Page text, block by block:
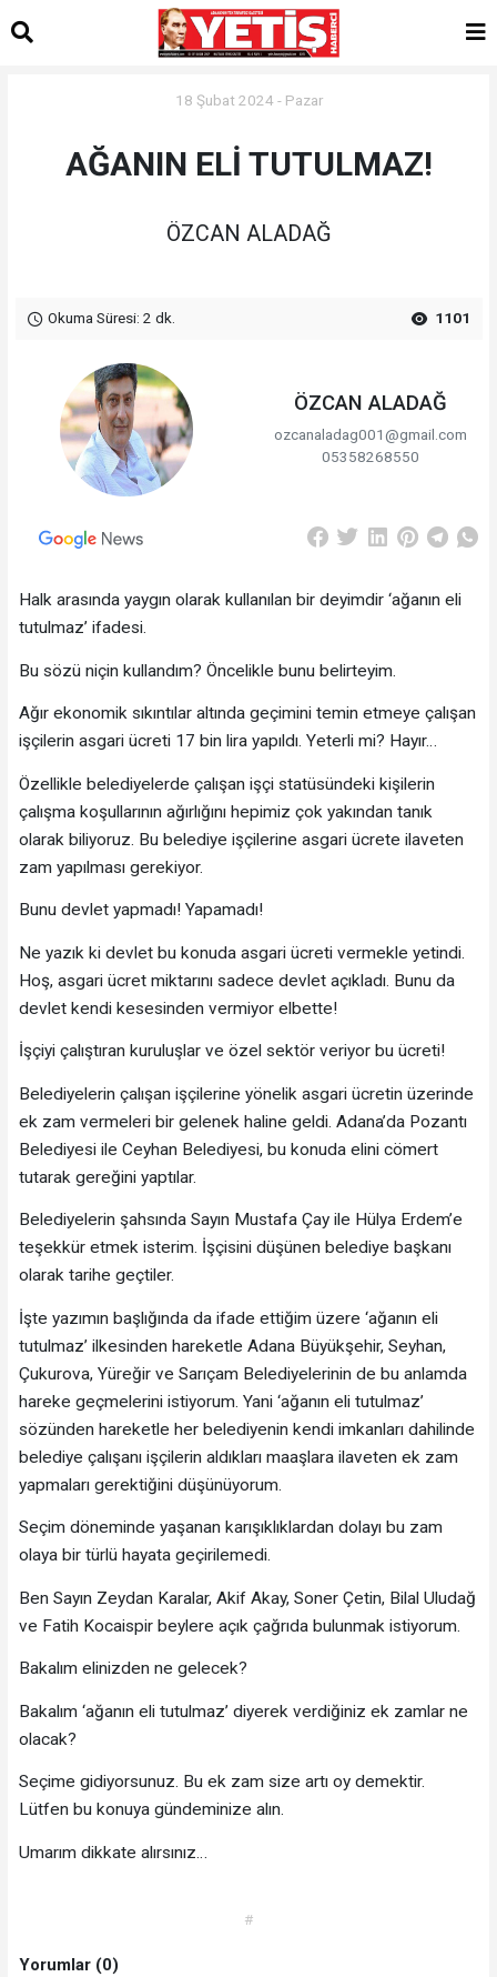
18 Şubat 2024 - Pazar
AĞANIN ELİ TUTULMAZ!
ÖZCAN ALADAĞ
Okuma Süresi: 2 dk. 1101
ÖZCAN ALADAĞ
ozcanaladag001@gmail.com
05358268550
Halk arasında yaygın olarak kullanılan bir deyimdir ‘ağanın eli
tutulmaz’ ifadesi.
Bu sözü niçin kullandım? Öncelikle bunu belirteyim.
Ağır ekonomik sıkıntılar altında geçimini temin etmeye çalışan
işçilerin asgari ücreti 17 bin lira yapıldı. Yeterli mi? Hayır…
Özellikle belediyelerde çalışan işçi statüsündeki kişilerin
çalışma koşullarının ağırlığını hepimiz çok yakından tanık
olarak biliyoruz. Bu belediye işçilerine asgari ücrete ilaveten
zam yapılması gerekiyor.
Bunu devlet yapmadı! Yapamadı!
Ne yazık ki devlet bu konuda asgari ücreti vermekle yetindi.
Hoş, asgari ücret miktarını sadece devlet açıkladı. Bunu da
devlet kendi kesesinden vermiyor elbette!
İşçiyi çalıştıran kuruluşlar ve özel sektör veriyor bu ücreti!
Belediyelerin çalışan işçilerine yönelik asgari ücretin üzerinde
ek zam vermeleri bir gelenek haline geldi. Adana’da Pozantı
Belediyesi ile Ceyhan Belediyesi, bu konuda elini cömert
tutarak gereğini yaptılar.
Belediyelerin şahsında Sayın Mustafa Çay ile Hülya Erdem’e
teşekkür etmek isterim. İşçisini düşünen belediye başkanı
olarak tarihe geçtiler.
İşte yazımın başlığında da ifade ettiğim üzere ‘ağanın eli
tutulmaz’ ilkesinden hareketle Adana Büyükşehir, Seyhan,
Çukurova, Yüreğir ve Sarıçam Belediyelerinin de bu anlamda
hareke geçmelerini istiyorum. Yani ‘ağanın eli tutulmaz’
sözünden hareketle her belediyenin kendi imkanları dahilinde
belediye çalışanı işçilerin aldıkları maaşlara ilaveten ek zam
yapmaları gerektiğini düşünüyorum.
Seçim döneminde yaşanan karışıklıklardan dolayı bu zam
olaya bir türlü hayata geçirilemedi.
Ben Sayın Zeydan Karalar, Akif Akay, Soner Çetin, Bilal Uludağ
ve Fatih Kocaispir beylere açık çağrıda bulunmak istiyorum.
Bakalım elinizden ne gelecek?
Bakalım ‘ağanın eli tutulmaz’ diyerek verdiğiniz ek zamlar ne
olacak?
Seçime gidiyorsunuz. Bu ek zam size artı oy demektir.
Lütfen bu konuya gündeminize alın.
Umarım dikkate alırsınız…
#
Yorumlar (0)